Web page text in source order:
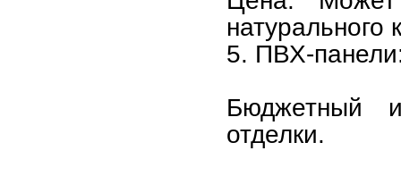
натурального
5. ПВХ-
Бюджетный
отделки.